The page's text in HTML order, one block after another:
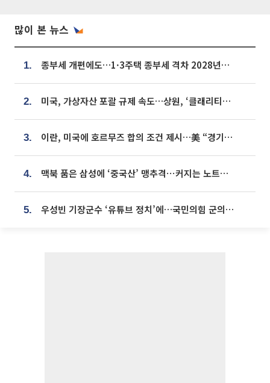
많이 본 뉴스
1. 종부세 개편에도…1·3주택 종부세 격차 2028년부터 확대
2. 미국, 가상자산 포괄 규제 속도…상원, ‘클래리티법’ 9월 절차투표 추진
3. 이란, 미국에 호르무즈 합의 조건 제시…美 “경기 아직 안 끝나” [종합]
4. 맥북 품은 삼성에 ‘중국산’ 맹추격⋯커지는 노트북 OLED 시장
5. 우성빈 기장군수 ‘유튜브 정치’에…국민의힘 군의원들 집단 반발